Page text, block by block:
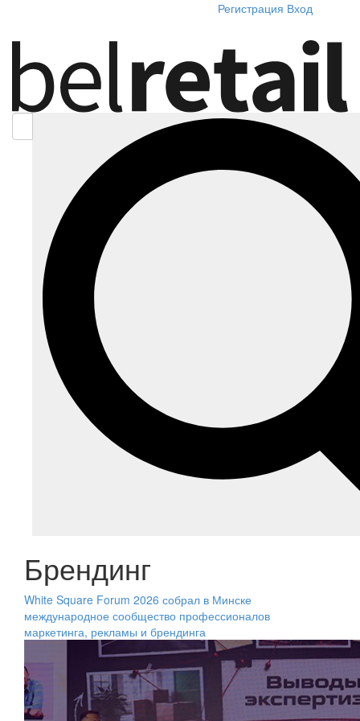
Регистрация Вход
Брендинг
White Square Forum 2026 собрал в Минске
международное сообщество профессионалов
маркетинга, рекламы и брендинга